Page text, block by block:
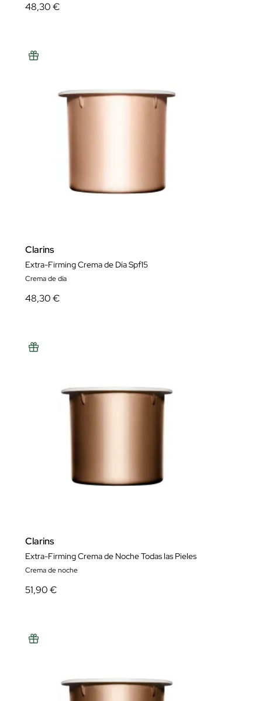
48,30 €
Clarins
Extra-Firming Crema de Día Spf15
Crema de día
48,30 €
Clarins
Extra-Firming Crema de Noche Todas las Pieles
Crema de noche
51,90 €